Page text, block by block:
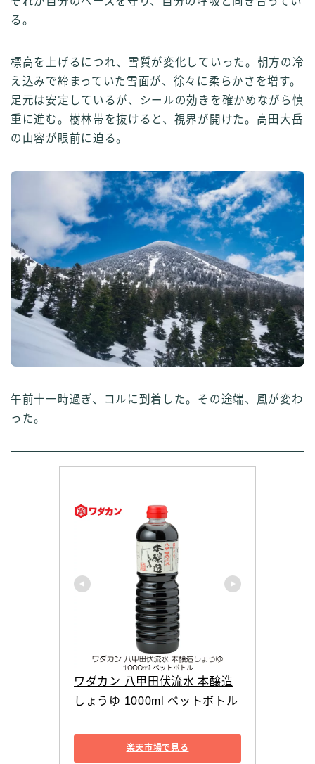
る。
標高を上げるにつれ、雪質が変化していった。朝方の冷
え込みで締まっていた雪面が、徐々に柔らかさを増す。
足元は安定しているが、シールの効きを確かめながら慎
重に進む。樹林帯を抜けると、視界が開けた。高田大岳
の山容が眼前に迫る。
午前十一時過ぎ、コルに到着した。その途端、風が変わ
った。
ワダカン 八甲田伏流水 本醸造
しょうゆ 1000ml ペットボトル
楽天市場で見る